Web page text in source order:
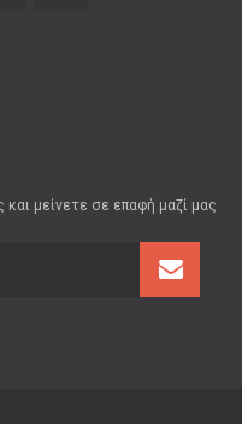
μείνετε σε επαφή μαζί μας